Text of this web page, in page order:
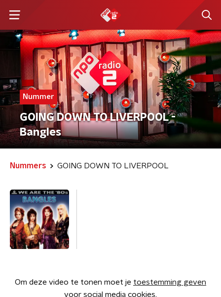
Nummer
GOING DOWN TO LIVERPOOL -
Bangles
Nummers GOING DOWN TO LIVERPOOL
Om deze video te tonen moet je toestemming geven
voor social media cookies.